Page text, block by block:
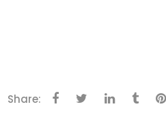
Share: